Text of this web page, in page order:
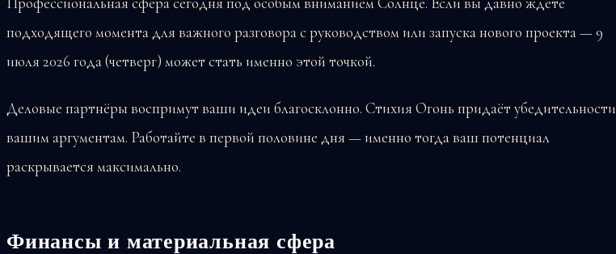
подходящего момента для важного разговора с руководством или запуска нового проекта — 9
июля 2026 года (четверг) может стать именно этой точкой.
Деловые партнёры воспримут ваши идеи благосклонно. Стихия Огонь придаёт убедительности
вашим аргументам. Работайте в первой половине дня — именно тогда ваш потенциал
раскрывается максимально.
Финансы и материальная сфера